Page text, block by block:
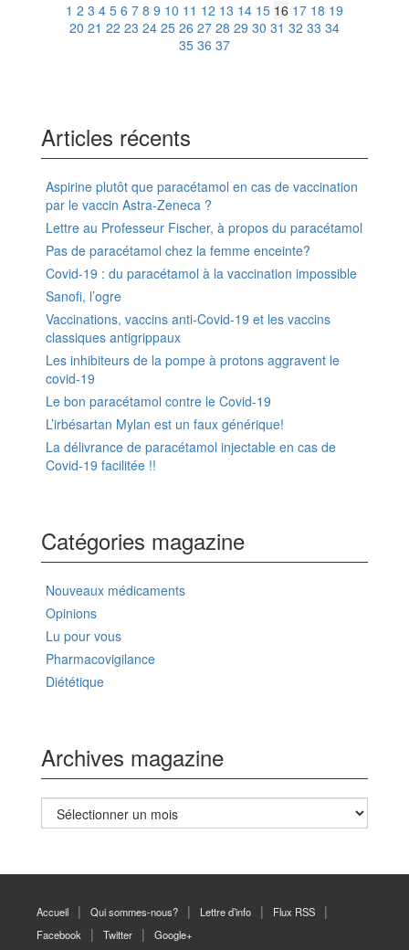
1 2 3 4 5 6 7 8 9 10 11 12 13 14 15 16 17 18 19
20 21 22 23 24 25 26 27 28 29 30 31 32 33 34
35 36 37
Articles récents
Aspirine plutôt que paracétamol en cas de vaccination
par le vaccin Astra-Zeneca ?
Lettre au Professeur Fischer, à propos du paracétamol
Pas de paracétamol chez la femme enceinte?
Covid-19 : du paracétamol à la vaccination impossible
Sanofi, l’ogre
Vaccinations, vaccins anti-Covid-19 et les vaccins
classiques antigrippaux
Les inhibiteurs de la pompe à protons aggravent le
covid-19
Le bon paracétamol contre le Covid-19
L’irbésartan Mylan est un faux générique!
La délivrance de paracétamol injectable en cas de
Covid-19 facilitée !!
Catégories magazine
Nouveaux médicaments
Opinions
Lu pour vous
Pharmacovigilance
Diététique
Archives magazine
Archives
magazine
Accueil Qui sommes-nous? Lettre d’info
Flux RSS
Facebook
Twitter Google+